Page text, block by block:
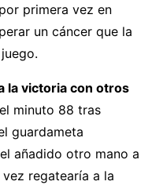
primera vez en
un cáncer que la
la victoria con otros
minuto 88 tras
guardameta
añadido otro mano a
regatearía a la